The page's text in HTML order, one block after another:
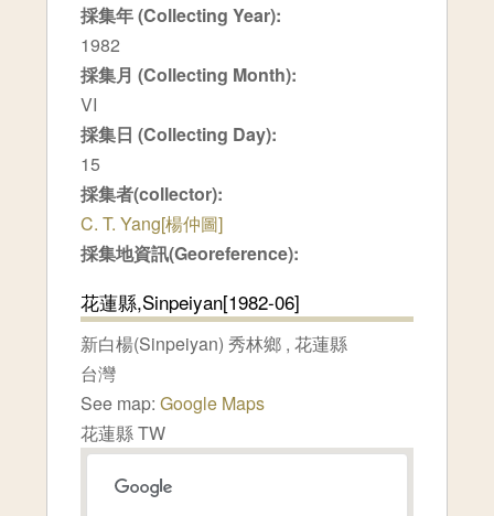
採集年 (Collecting Year):
1982
採集月 (Collecting Month):
VI
採集日 (Collecting Day):
15
採集者(collector):
C. T. Yang[楊仲圖]
採集地資訊(Georeference):
花蓮縣,Sinpeiyan[1982-06]
新白楊(Sinpeiyan) 秀林鄉 ,花蓮縣
台灣
See map:Google Maps
花蓮縣 TW